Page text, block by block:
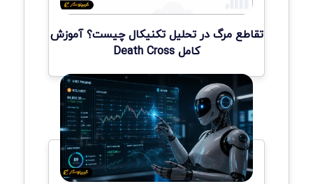
تقاطع مرگ در تحلیل تکنیکال چیست؟ آموزش
کامل Death Cross